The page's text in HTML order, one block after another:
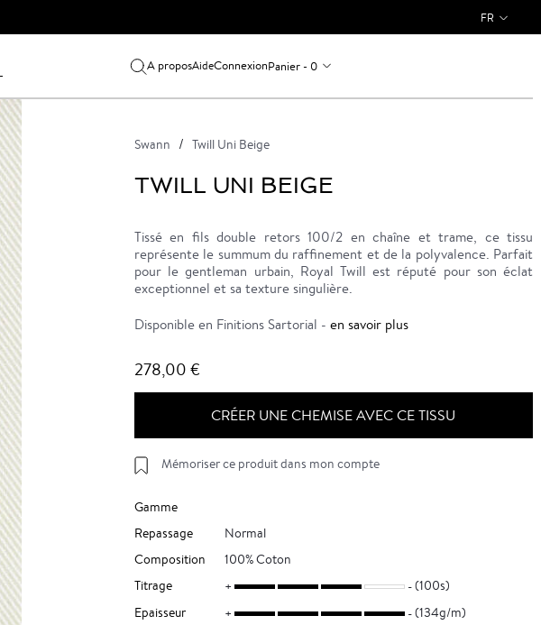
FR
A proposAideConnexionPanier - 0
Swann Twill Uni Beige
TWILL UNI BEIGE
Tissé en fils double retors 100/2 en chaîne et trame, ce tissu
représente le summum du raffinement et de la polyvalence. Parfait
pour le gentleman urbain, Royal Twill est réputé pour son éclat
exceptionnel et sa texture singulière.
Disponible en Finitions Sartorial - en savoir plus
278,00 €
CRÉER UNE CHEMISE AVEC CE TISSU
Mémoriser ce produit dans mon compte
Gamme
Repassage
Normal
Composition
100% Coton
Titrage
(100s)
Epaisseur
(134g/m)